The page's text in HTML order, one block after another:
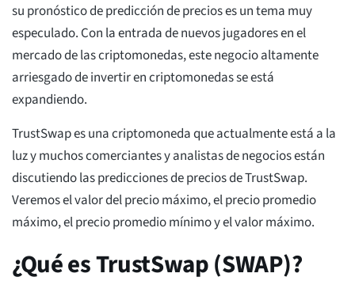
su pronóstico de predicción de precios es un tema muy
especulado. Con la entrada de nuevos jugadores en el
mercado de las criptomonedas, este negocio altamente
arriesgado de invertir en criptomonedas se está
expandiendo.
TrustSwap es una criptomoneda que actualmente está a la
luz y muchos comerciantes y analistas de negocios están
discutiendo las predicciones de precios de TrustSwap.
Veremos el valor del precio máximo, el precio promedio
máximo, el precio promedio mínimo y el valor máximo.
¿Qué es TrustSwap (SWAP)?